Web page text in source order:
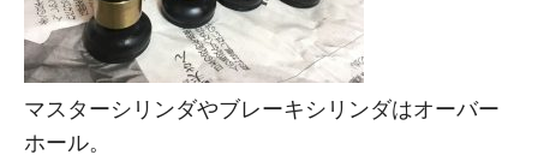
マスターシリンダやブレーキシリンダはオーバー
ホール。